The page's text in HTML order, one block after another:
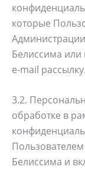
которые
Белиссима
e-mail рассылку.
3.2.
обработке в
Белиссима и